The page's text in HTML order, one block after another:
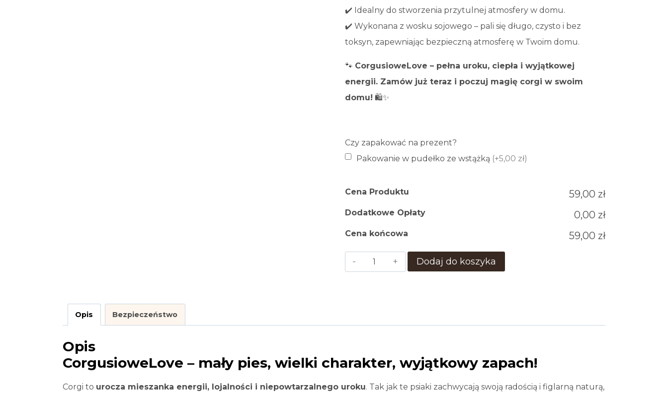
✔️ Idealny do stworzenia przytulnej atmosfery w domu.
✔️ Wykonana z wosku sojowego – pali się długo, czysto i bez
toksyn, zapewniając bezpieczną atmosferę w Twoim domu.
🐾 CorgusioweLove – pełna uroku, ciepła i wyjątkowej
energii. Zamów już teraz i poczuj magię corgi w swoim
domu! 🛍️✨
Czy zapakować na prezent?
Pakowanie w pudełko ze wstążką (+5,00 zł)
Cena Produktu 59,00 zł
Dodatkowe Opłaty 0,00 zł
Cena końcowa 59,00 zł
ilość
Dodaj do koszyka
Opis Bezpieczeństwo
Opis
CorgusioweLove – mały pies, wielki charakter, wyjątkowy zapach!
Corgi to urocza mieszanka energii, lojalności i niepowtarzalnego uroku. Tak jak te psiaki zachwycają swoją radością i figlarną naturą,